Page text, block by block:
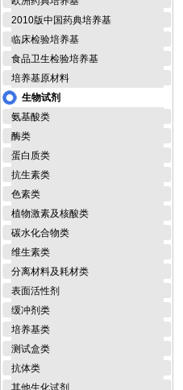
2010版中国药典培养基
临床检验培养基
食品卫生检验培养基
培养基原材料
生物试剂
氨基酸类
酶类
蛋白质类
抗生素类
色素类
植物激素及核酸类
碳水化合物类
维生素类
分离材料及耗材类
表面活性剂
缓冲剂类
培养基类
测试盒类
抗体类
其他生化试剂